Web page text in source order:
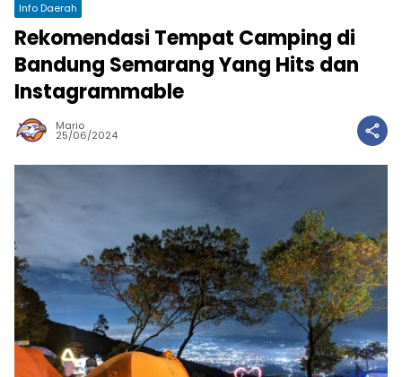
Info Daerah
Rekomendasi Tempat Camping di
Bandung Semarang Yang Hits dan
Instagrammable
Mario
25/06/2024